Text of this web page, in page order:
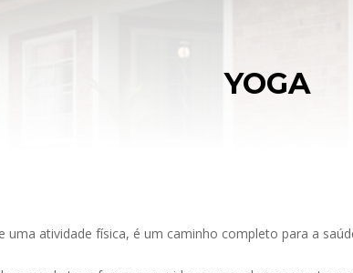
YOGA
uma atividade física, é um caminho completo para a